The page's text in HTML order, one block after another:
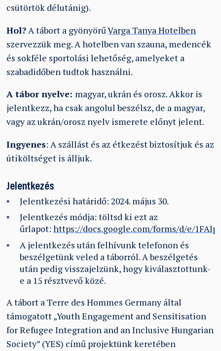
csütörtök délutánig).
Hol?A tábort a gyönyörűVarga Tanya Hotelben
szervezzük meg. A hotelben van szauna, medencék
és sokféle sportolási lehetőség, amelyeket a
szabadidőben tudtok használni.
A tábor nyelve: magyar, ukrán és orosz. Akkor is
jelentkezz, ha csak angolul beszélsz, de a magyar,
vagy az ukrán/orosz nyelv ismerete előnyt jelent.
Ingyenes: A szállást és az étkezést biztosítjuk és az
útiköltséget is álljuk.
Jelentkezés
Jelentkezési határidő: 2024. május 30.
Jelentkezés módja: töltsd ki ezt az
űrlapot:https://docs.google.com/forms/d/e/
A jelentkezés után felhívunk telefonon és
beszélgetünk veled a táborról. A beszélgetés
után pedig visszajelzünk, hogy kiválasztottunk-
e a 15 résztvevő közé.
A tábort a Terre des Hommes Germany által
támogatott „Youth Engagement and Sensitisation
for Refugee Integration and an Inclusive Hungarian
Society” (YES) című projektünk keretében